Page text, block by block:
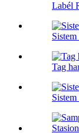
Labél
Tag